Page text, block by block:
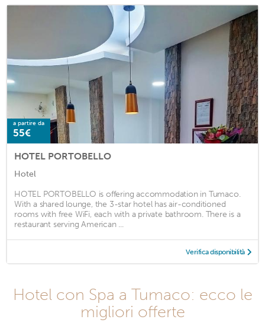
a partire da
55€
HOTEL PORTOBELLO
Hotel
HOTEL PORTOBELLO is offering accommodation in Tumaco.
With a shared lounge, the 3-star hotel has air-conditioned
rooms with free WiFi, each with a private bathroom. There is a
restaurant serving American ...
Verifica disponibilità
Hotel con Spa a Tumaco: ecco le
migliori offerte